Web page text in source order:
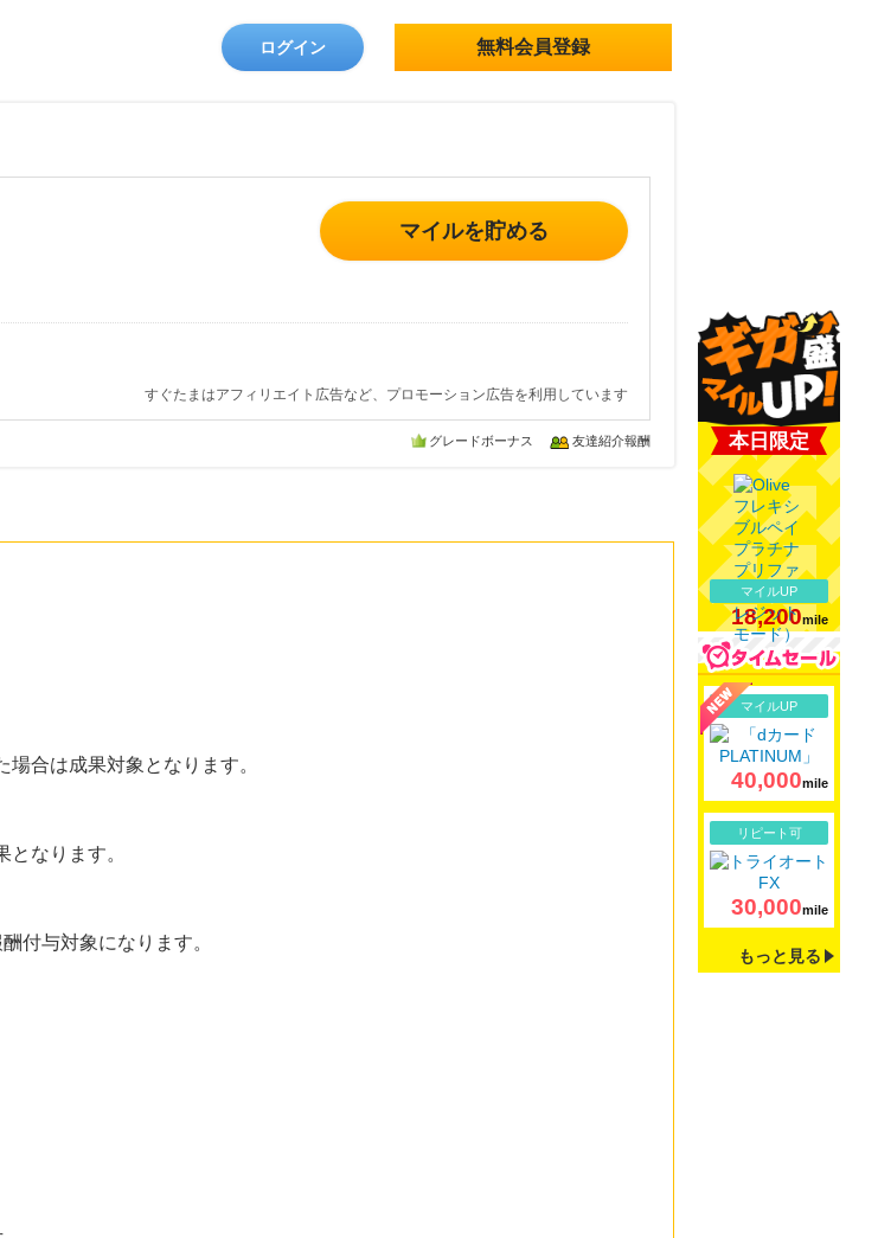
ログイン 無料会員登録
マイルを貯める
すぐたまはアフィリエイト広告など、プロモーション広告を利用しています
グレードボーナス 友達紹介報酬
合は成果対象となります。
なります。
付与対象になります。
本日限定
マイルUP
18,200mile
マイルUP
40,000mile
リピート可
30,000mile
もっと見る